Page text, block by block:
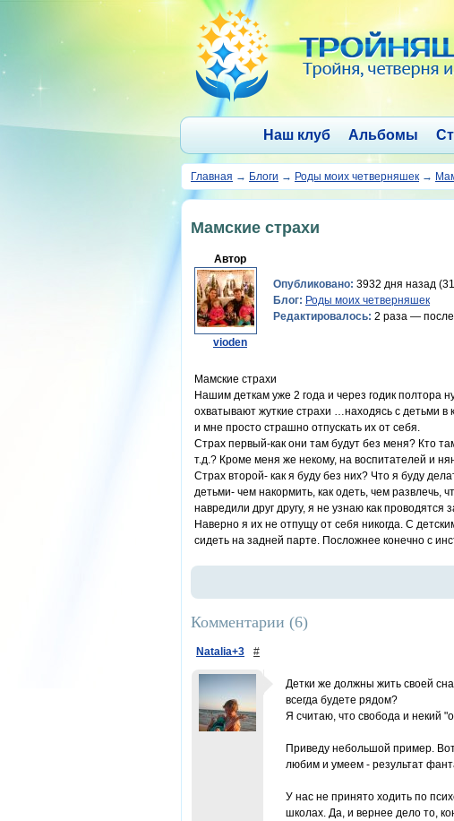
Наш клуб Альбомы
Главная → Блоги → Роды моих четверняшек →
Мамские страхи
Автор
vioden
Опубликовано: 3932 дня назад
Блог: Роды моих четверняшек
Редактировалось: 2 раза —
Мамские страхи
Нашим деткам уже 2 года и через годик полтора
охватывают жуткие страхи …находясь с детьми в
и мне просто страшно отпускать их от себя.
Страх первый-как они там будут без меня? Кто
т.д.? Кроме меня же некому, на воспитателей и
Страх второй- как я буду без них? Что я буду
детьми- чем накормить, как одеть, чем развлечь,
навредили друг другу, я не узнаю как проводятся
Наверно я их не отпущу от себя никогда. С
сидеть на задней парте. Посложнее конечно с
Комментарии (6)
Natalia+3 #
Детки же должны жить своей
всегда будете рядом?
Я считаю, что свобода и некий
Приведу небольшой пример.
любим и умеем - результат
У нас не принято ходить по
школах. Да, и вернее дело то,